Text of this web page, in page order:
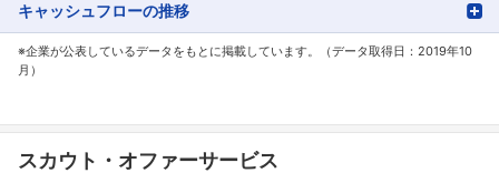
キャッシュフローの推移
※企業が公表しているデータをもとに掲載しています。（データ取得日：2019年10
月）
スカウト・オファーサービス